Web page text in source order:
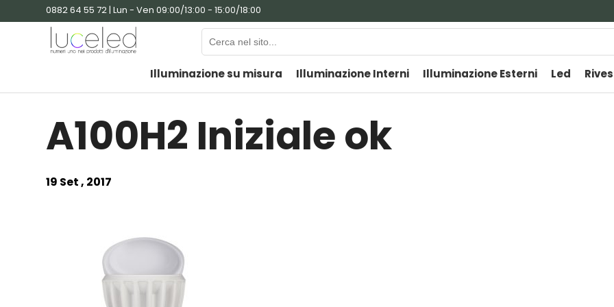
0882 64 55 72 | Lun - Ven 09:00/13:00 - 15:00/18:00
Illuminazione su misura Illuminazione Interni Illuminazione Esterni Led
A100H2 Iniziale ok
19 Set , 2017